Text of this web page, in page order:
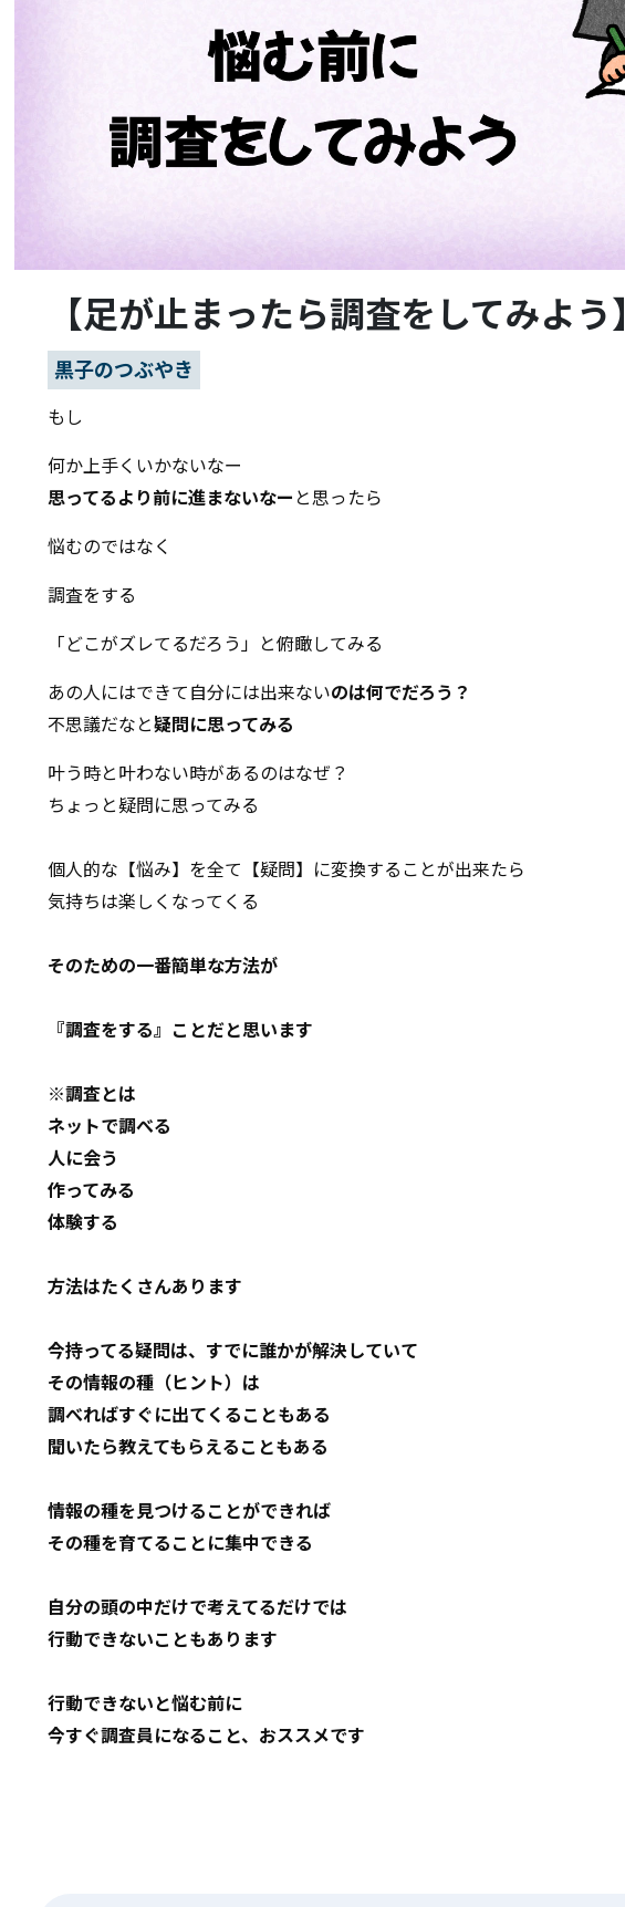
【足が止まったら調査をしてみよう】
黒子のつぶやき
もし
何か上手くいかないなー
思ってるより前に進まないなー と思ったら
悩むのではなく
調査をする
「どこがズレてるだろう」と俯瞰してみる
あの人にはできて自分には出来ないのは何でだろう？
不思議だなと疑問に思ってみる
叶う時と叶わない時があるのはなぜ？
ちょっと疑問に思ってみる
個人的な【悩み】を全て【疑問】に変換することが出来たら
気持ちは楽しくなってくる
そのための一番簡単な方法が
『調査をする』ことだと思います
※調査とは
ネットで調べる
人に会う
作ってみる
体験する
方法はたくさんあります
今持ってる疑問は、すでに誰かが解決していて
その情報の種（ヒント）は
調べればすぐに出てくることもある
聞いたら教えてもらえることもある
情報の種を見つけることができれば
その種を育てることに集中できる
自分の頭の中だけで考えてるだけでは
行動できないこともあります
行動できないと悩む前に
今すぐ調査員になること、おススメです